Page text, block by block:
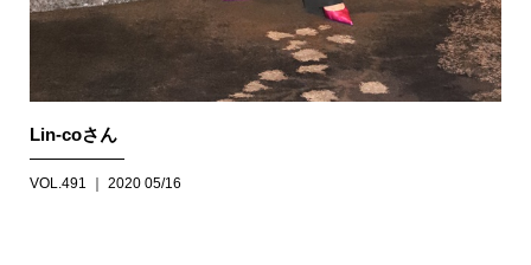
Lin-coさん
VOL.491 ｜ 2020 05/16